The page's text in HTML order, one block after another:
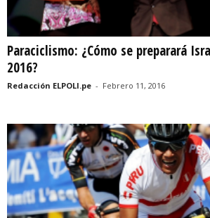
Paraciclismo: ¿Cómo se preparará
2016?
Redacción ELPOLI.pe - Febrero 11, 2016